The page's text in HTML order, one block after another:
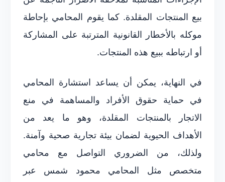
بيع المنتجات المقلدة. كما يقوم المحامي بإحاطة
موكله بالأخطار القانونية المترتبة على المشاركة
أو ارتباطه ببيع هذه المنتجات.
في النهاية، يمكن أن يساعد استشارة المحامي
في حماية حقوق الأفراد والمساهمة في منع
الاتجار بالمنتجات المقلدة، وهو ما يعد من
الأهداف الحيوية لضمان بيئة تجارية صحية وآمنة.
ولذلك، من الضروري التواصل مع محامي
متخصص مثل المحامي محمود شمس عبر